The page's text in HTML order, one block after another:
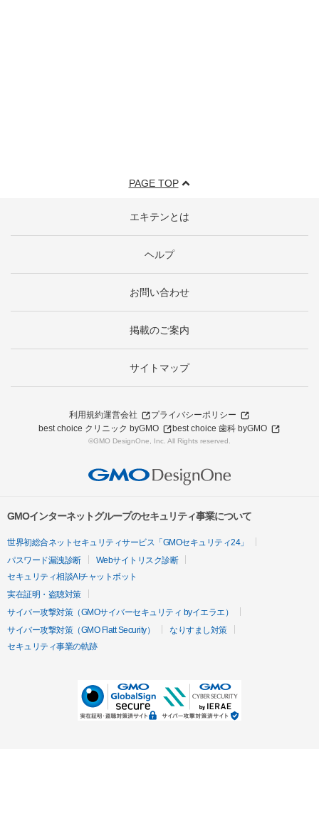
PAGE TOP
エキテンとは
ヘルプ
お問い合わせ
掲載のご案内
サイトマップ
利用規約運営会社
プライバシーポリシー
best choice クリニック byGMO
best choice 歯科 byGMO
©GMO DesignOne, Inc. All Rights reserved.
GMOインターネットグループのセキュリティ事業について
世界初総合ネットセキュリティサービス「GMOセキュリティ24」
パスワード漏洩診断
Webサイトリスク診断
セキュリティ相談AIチャットボット
実在証明・盗聴対策
サイバー攻撃対策（GMOサイバーセキュリティ byイエラエ）
サイバー攻撃対策（GMO Flatt Security）
なりすまし対策
セキュリティ事業の軌跡